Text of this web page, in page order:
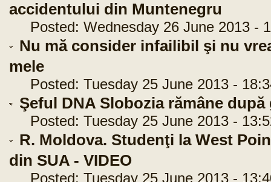
accidentului din Muntenegru
Posted: Wednesday 26 June 2013 -
Nu mă consider infailibil şi nu
mele
Posted: Tuesday 25 June 2013 -
Şeful DNA Slobozia rămâne după
Posted: Tuesday 25 June 2013 -
R. Moldova. Studenţi la West
din SUA - VIDEO
Posted: Tuesday 25 June 2013 -